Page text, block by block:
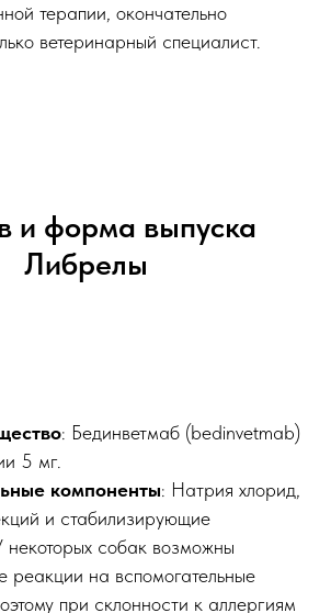
терапии, окончательно
ветеринарный специалист.
и форма выпуска
Либрелы
: Бединветмаб (bedinvetmab)
5 мг.
компоненты: Натрия хлорид,
и стабилизирующие
некоторых собак возможны
реакции на вспомогательные
при склонности к аллергиям